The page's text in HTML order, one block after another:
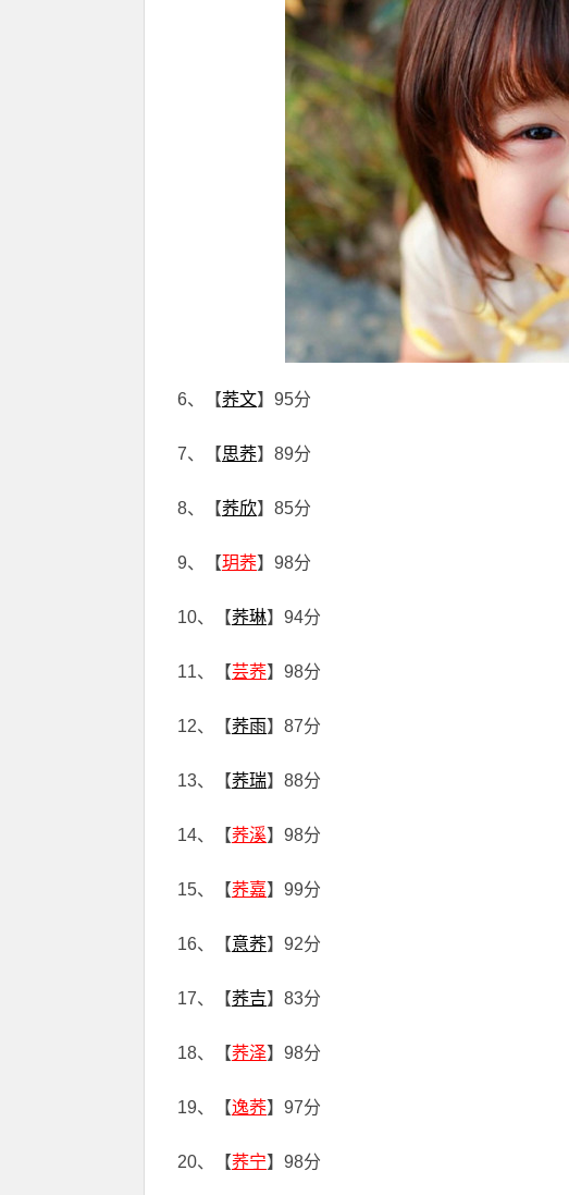
6、【荞文】95分
7、【思荞】89分
8、【荞欣】85分
9、【玥荞】98分
10、【荞琳】94分
11、【芸荞】98分
12、【荞雨】87分
13、【荞瑞】88分
14、【荞溪】98分
15、【荞嘉】99分
16、【意荞】92分
17、【荞吉】83分
18、【荞泽】98分
19、【逸荞】97分
20、【荞宁】98分